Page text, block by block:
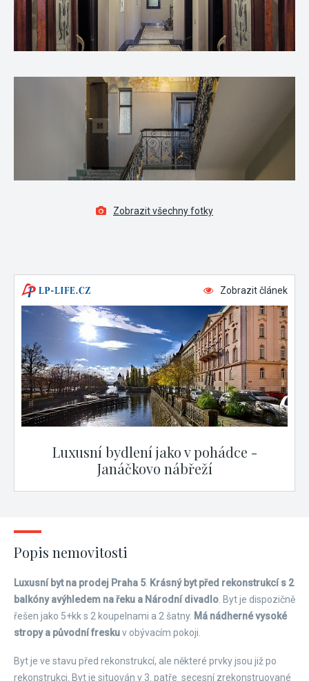
Zobrazit všechny fotky
Zobrazit článek
Luxusní bydlení jako v pohádce -
Janáčkovo nábřeží
Popis nemovitosti
Luxusní byt na prodej Praha 5 Krásný byt před rekonstrukcí s 2
balkóny avýhledem na řeku a Národní divadlo . Byt je dispozičně
řešen jako 5+kk s 2 koupelnami a 2 šatny. Má nádherné vysoké
stropy a původní freskuv obývacím pokoji.
Byt je ve stavu před rekonstrukcí, ale některé prvky jsou již po
rekonstrukci. Byt je situován v 3. patře secesní zrekonstruované